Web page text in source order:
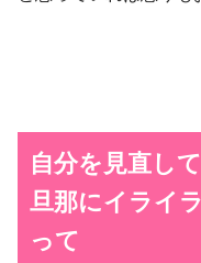
自分を見直し
旦那にイライ
って